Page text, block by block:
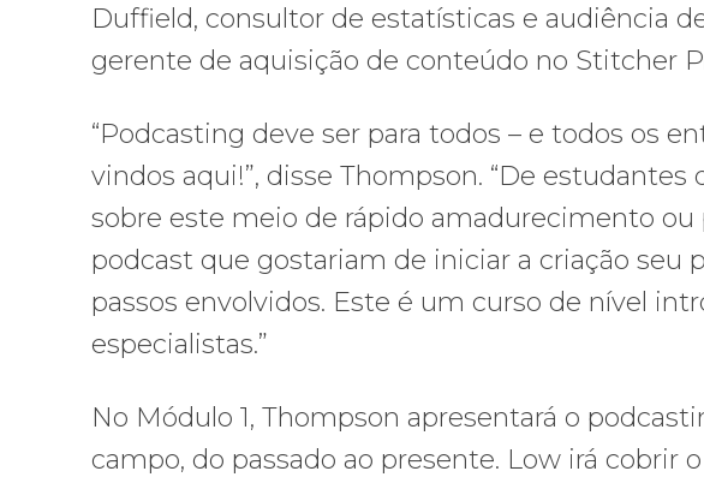
Duffield, consultor de estatísticas e audiência
gerente de aquisição de conteúdo no Stitcher
“Podcasting deve ser para todos – e todos os
vindos aqui!”, disse Thompson. “De
sobre este meio de rápido amadurecimento ou
podcast que gostariam de iniciar a criação seu
passos envolvidos. Este é um curso de nível
especialistas.”
No Módulo 1, Thompson apresentará o
campo, do passado ao presente. Low irá cobrir